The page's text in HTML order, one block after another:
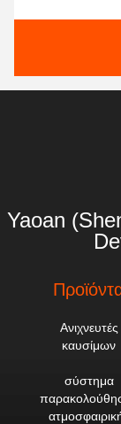
Yaoan
Ανιχνευτές
καυσίμων
σύστημα